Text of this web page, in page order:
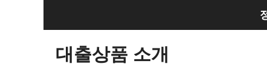
대출상품 소개